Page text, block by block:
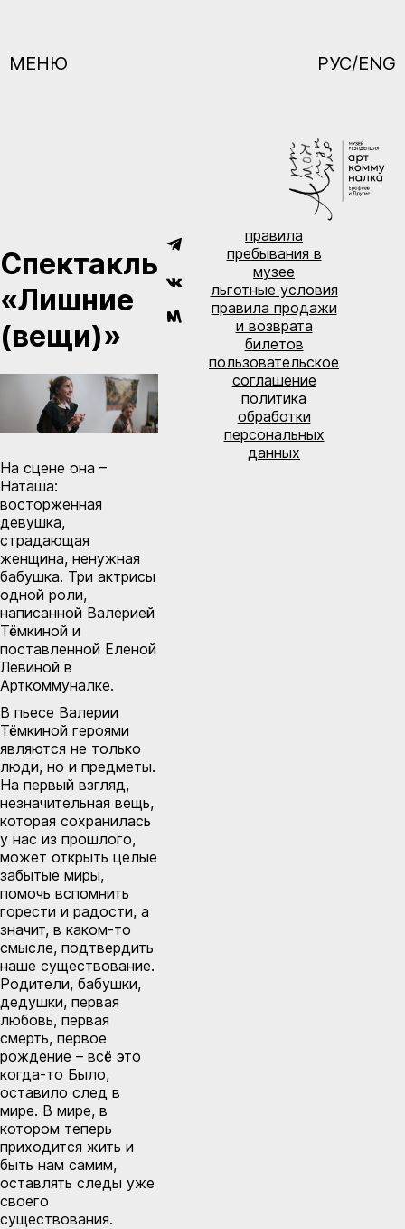
МЕНЮ РУС/ENG
Спектакль
«Лишние
(вещи)»
На сцене она –
Наташа:
восторженная
девушка,
страдающая
женщина, ненужная
бабушка. Три актрисы
одной роли,
написанной Валерией
Тёмкиной и
поставленной Еленой
Левиной в
Арткоммуналке.
В пьесе Валерии
Тёмкиной героями
являются не только
люди, но и предметы.
На первый взгляд,
незначительная вещь,
которая сохранилась
у нас из прошлого,
может открыть целые
забытые миры,
помочь вспомнить
горести и радости, а
значит, в каком-то
смысле, подтвердить
наше существование.
Родители, бабушки,
дедушки, первая
любовь, первая
смерть, первое
рождение – всё это
когда-то Было,
оставило след в
мире. В мире, в
котором теперь
приходится жить и
быть нам самим,
оставлять следы уже
своего
существования.
правила
пребывания в
музее
льготные условия
правила продажи
и возврата
билетов
пользовательское
соглашение
политика
обработки
персональных
данных